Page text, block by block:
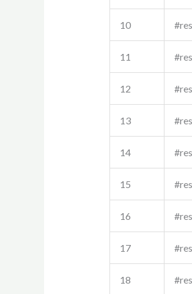
10
11
12
13
14
15
16
17
18